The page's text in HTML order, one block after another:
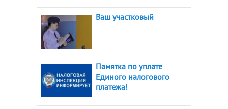
Ваш участковый
Памятка по уплате
Единого налогового
платежа!